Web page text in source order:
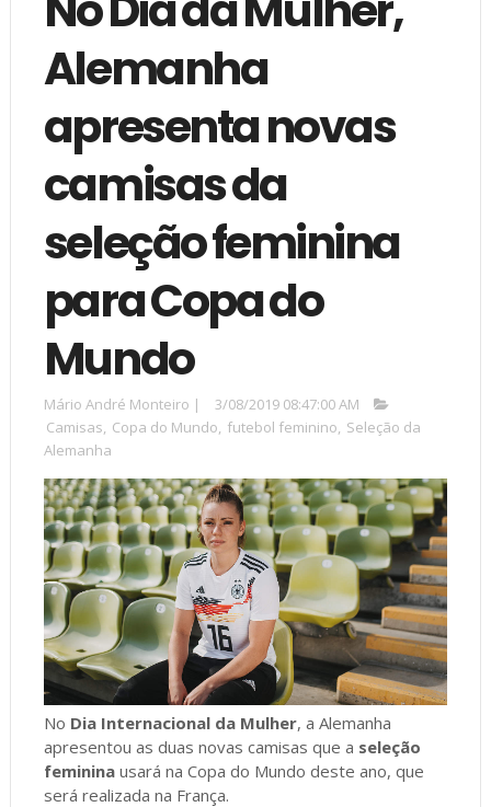
Alemanha
apresenta novas
camisas da
seleção feminina
para Copa do
Mundo
Mário André Monteiro |
3/08/2019 08:47:00 AM
Camisas, Copa do Mundo, futebol feminino, Seleção da
Alemanha
No Dia Internacional da Mulher, a Alemanha
apresentou as duas novas camisas que a seleção
femininausará na Copa do Mundo deste ano, que
será realizada na França.